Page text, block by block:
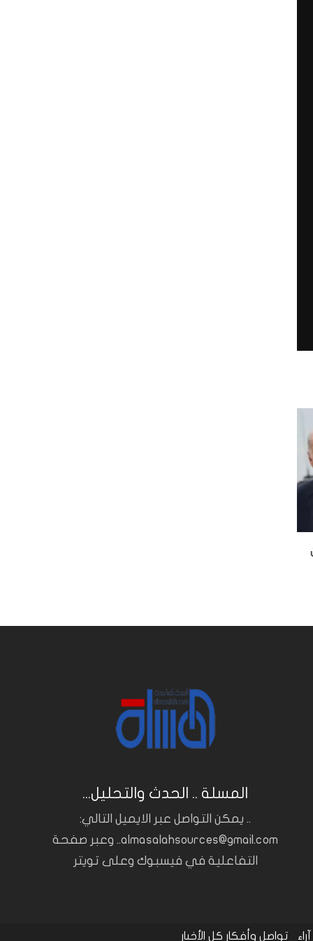
المسلة .. الحدث والتحليل...
.. يمكن التواصل عبر الايميل التالي:
almasalahsources@gmail.com.. وعبر صفحة
التفاعلية في فيسبوك وعلى تويتر
آراء تواصل وأفكار كل الأخبار